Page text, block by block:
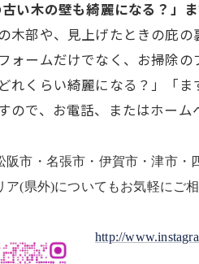
い木の壁も綺麗になる？」
木部や、見上げたときの庇
ォームだけでなく、お掃除
どれくらい綺麗になる？」「
ので、お電話、またはホー
阪市・名張市・伊賀市・津市・
ア(県外)についてもお気軽にご相
http://